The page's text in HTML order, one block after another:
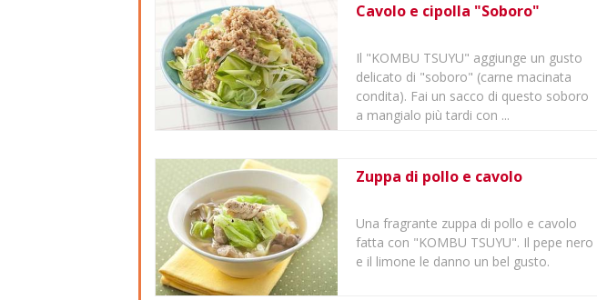
Cavolo e cipolla "Soboro"
Il "KOMBU TSUYU" aggiunge un gusto
delicato di "soboro" (carne macinata
condita). Fai un sacco di questo soboro
a mangialo più tardi con ...
Zuppa di pollo e cavolo
Una fragrante zuppa di pollo e cavolo
fatta con "KOMBU TSUYU". Il pepe nero
e il limone le danno un bel gusto.